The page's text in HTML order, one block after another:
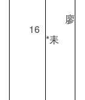
16
廖
*耒